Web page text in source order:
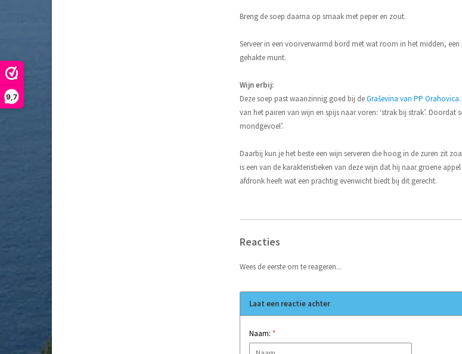
9,7
Breng de soep daarna op smaak met peper en zout.
Serveer in een voorverwarmd bord met wat room in het midden,
gehakte munt.
Wijn erbij:
Deze soep past waanzinnig goed bij deGraševina van PP Orahovica
van het pairen van wijn en spijs naar voren: ‘strak bij strak’. Doordat
mondgevoel’.
Daarbij kun je het beste een wijn serveren die hoog in de zuren zit
is een van de karakteristieken van deze wijn dat hij naar groene
afdronk heeft wat een prachtig evenwicht biedt bij dit gerecht.
Reacties
Wees de eerste om te reageren...
Laat een reactie achter
Naam: *